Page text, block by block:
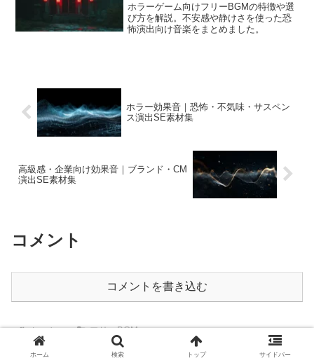
ホラーゲーム向けフリーBGMの特徴や選
び方を解説。不安感や静けさを使った恐
怖演出向け音楽をまとめました。
ホラー効果音｜恐怖・不気味・サスペン
ス演出SE素材集
高級感・企業向け効果音｜ブランド・CM
演出SE素材集
コメント
コメントを書き込む
ホーム フリーBGM
ホーム 検索 トップ サイドバー